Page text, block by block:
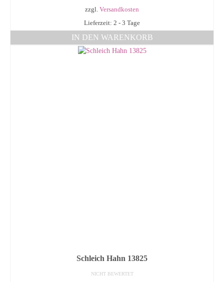
zzgl. Versandkosten
Lieferzeit: 2 - 3 Tage
IN DEN WARENKORB
Schleich Hahn 13825
NICHT BEWERTET